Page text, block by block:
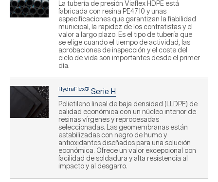
La tubería de presión Viaflex HDPE está
fabricada con resina PE4710 y unas
especificaciones que garantizan la fiabilidad
municipal, la rapidez de los contratistas y el
valor a largo plazo. Es el tipo de tubería que
se elige cuando el tiempo de actividad, las
aprobaciones de inspección y el coste del
ciclo de vida son importantes desde el primer
día.
HydraFlex® Serie H
Polietileno lineal de baja densidad (LLDPE) de
calidad económica con un núcleo interior de
resinas vírgenes y reprocesadas
seleccionadas. Las geomembranas están
estabilizadas con negro de humo y
antioxidantes diseñados para una solución
económica. Ofrece un valor excepcional con
facilidad de soldadura y alta resistencia al
impacto y al desgarro.